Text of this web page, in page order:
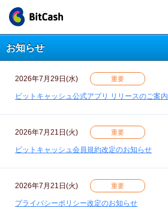
お知らせ
2026年7月29日(水) 重要
ビットキャッシュ公式アプリ リリースのご案内
2026年7月21日(火) 重要
ビットキャッシュ会員規約改定のお知らせ
2026年7月21日(火) 重要
プライバシーポリシー改定のお知らせ